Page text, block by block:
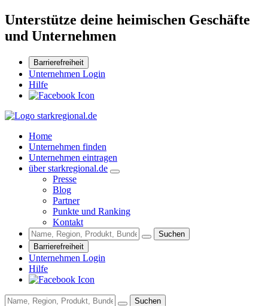
Unterstütze deine heimischen Geschäfte
und Unternehmen
Barrierefreiheit
Unternehmen Login
Hilfe
Home
Unternehmen finden
Unternehmen eintragen
über starkregional.de
Presse
Blog
Partner
Punkte und Ranking
Kontakt
Suchen
Barrierefreiheit
Unternehmen Login
Hilfe
Suchen